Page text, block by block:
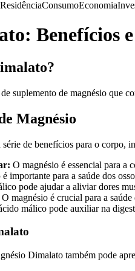
ResidênciaConsumoEconomia
Benefícios
suplemento de magnésio que
Magnésio
de benefícios para o corpo,
O magnésio é essencial para a
importante para a saúde dos
pode ajudar a aliviar dores
O magnésio é crucial para a
málico pode auxiliar na
Dimalato também pode